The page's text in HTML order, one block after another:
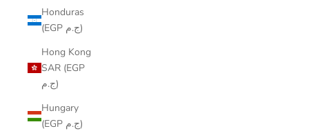
Honduras
(EGP ج.م)
Hong Kong
SAR (EGP
ج.م)
Hungary
(EGP ج.م)